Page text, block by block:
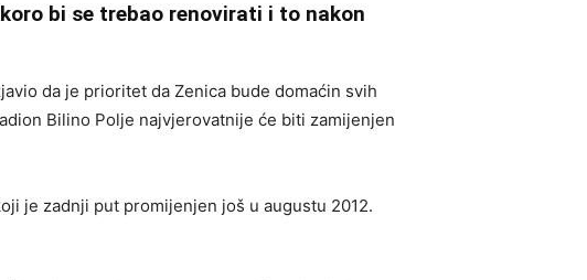
bi se trebao renovirati i to nakon
da je prioritet da Zenica bude domaćin svih
Bilino Polje najvjerovatnije će biti zamijenjen
je zadnji put promijenjen još u augustu 2012.